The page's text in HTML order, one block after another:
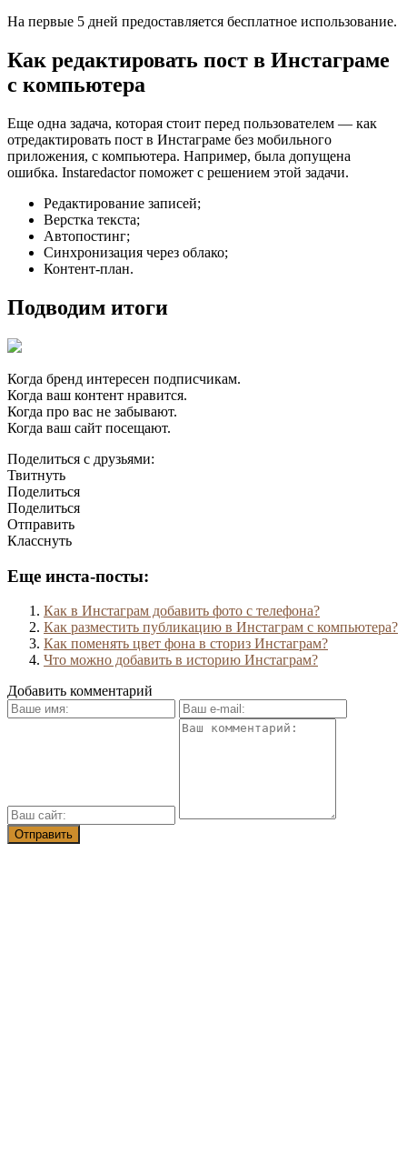
На первые 5 дней предоставляется бесплатное использование.
Как редактировать пост в Инстаграме
с компьютера
Еще одна задача, которая стоит перед пользователем — как
отредактировать пост в Инстаграме без мобильного
приложения, с компьютера. Например, была допущена
ошибка. Instaredactor поможет с решением этой задачи.
Редактирование записей;
Верстка текста;
Автопостинг;
Синхронизация через облако;
Контент-план.
Подводим итоги
Когда бренд интересен подписчикам.
Когда ваш контент нравится.
Когда про вас не забывают.
Когда ваш сайт посещают.
Поделиться с друзьями:
Твитнуть
Поделиться
Поделиться
Отправить
Класснуть
Еще инста-посты:
Как в Инстаграм добавить фото с телефона?
Как разместить публикацию в Инстаграм с компьютера?
Как поменять цвет фона в сториз Инстаграм?
Что можно добавить в историю Инстаграм?
Добавить комментарий